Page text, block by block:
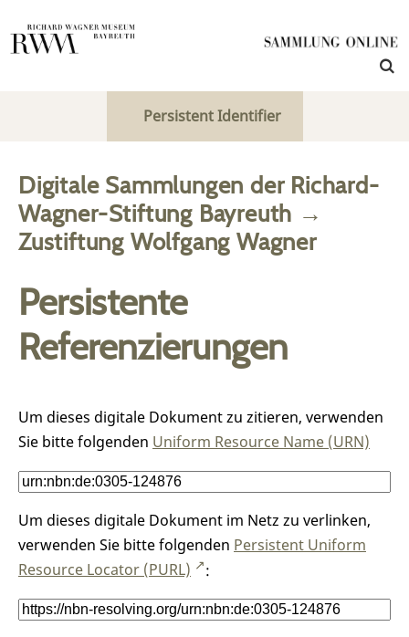
Persistent Identifier
Digitale Sammlungen der Richard-
Wagner-Stiftung Bayreuth →
Zustiftung Wolfgang Wagner
Persistente
Referenzierungen
Um dieses digitale Dokument zu zitieren, verwenden
Sie bitte folgenden Uniform Resource Name (URN)
Um dieses digitale Dokument im Netz zu verlinken,
verwenden Sie bitte folgenden Persistent Uniform
Resource Locator (PURL)
: